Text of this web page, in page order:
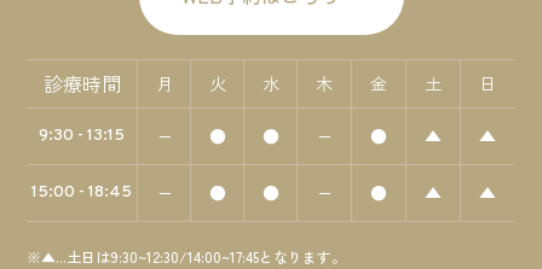
診療時間 月 火 水 木 金 土 日
9:30 - 13:15 − ● ● − ● ▲ ▲
15:00 - 18:45 − ● ● − ● ▲ ▲
※▲...土日は9:30~12:30/14:00~17:45となります。